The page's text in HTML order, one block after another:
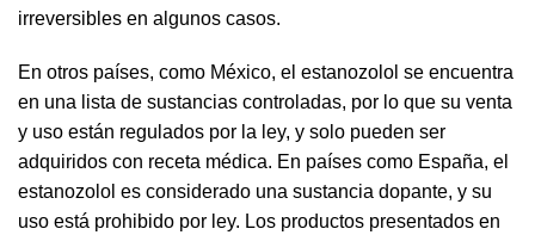
irreversibles en algunos casos.
En otros países, como México, el estanozolol se encuentra
en una lista de sustancias controladas, por lo que su venta
y uso están regulados por la ley, y solo pueden ser
adquiridos con receta médica. En países como España, el
estanozolol es considerado una sustancia dopante, y su
uso está prohibido por ley. Los productos presentados en